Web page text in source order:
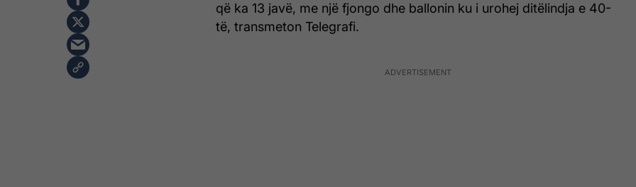
që ka 13 javë, me një fjongo dhe ballonin ku i urohej ditëlindja e 40-
të, transmeton Telegrafi.